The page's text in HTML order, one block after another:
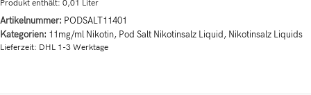
Produkt enthält: 0,01 Liter
Artikelnummer: PODSALT11401
Kategorien: 11mg/ml Nikotin, Pod Salt Nikotinsalz Liquid, Nikotinsalz Liquids
Lieferzeit: DHL 1-3 Werktage